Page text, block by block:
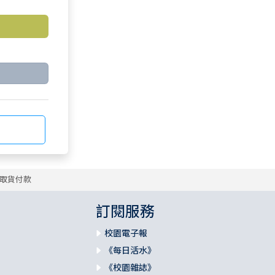
貨付款
訂閱服務
校園電子報
《每日活水》
《校園雜誌》